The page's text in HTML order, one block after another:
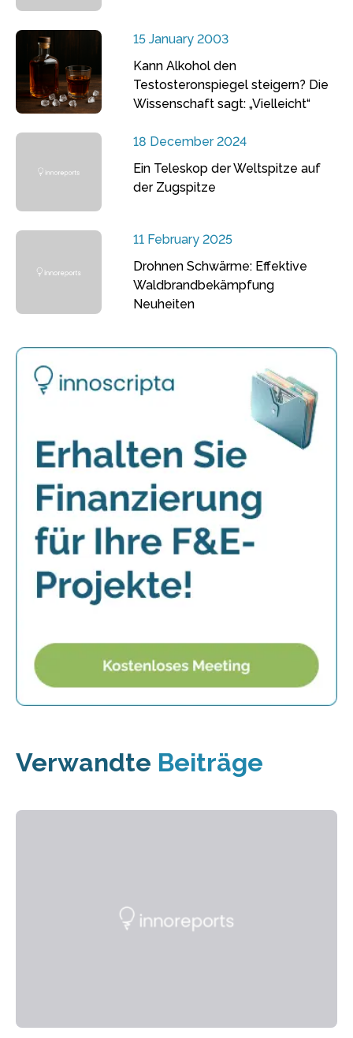
15 January 2003
Kann Alkohol den
Testosteronspiegel steigern? Die
Wissenschaft sagt: „Vielleicht“
18 December 2024
Ein Teleskop der Weltspitze auf
der Zugspitze
11 February 2025
Drohnen Schwärme: Effektive
Waldbrandbekämpfung
Neuheiten
Verwandte Beiträge